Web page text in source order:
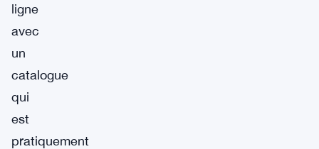
ligne
avec
un
catalogue
qui
est
pratiquement